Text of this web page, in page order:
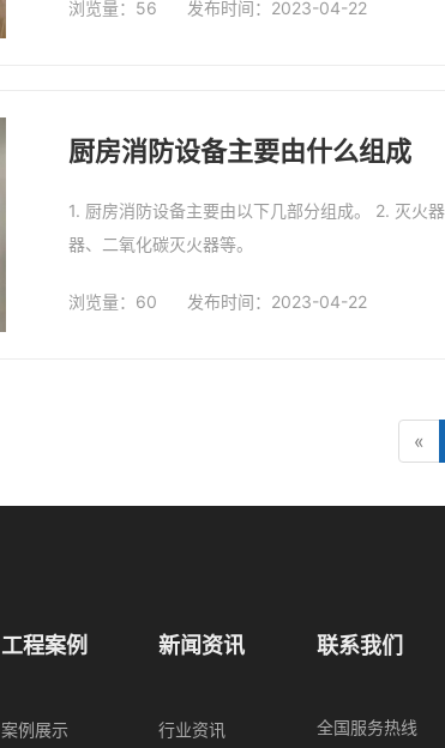
浏览量：56 发布时间：2023-04-22
厨房消防设备主要由什么组成
1. 厨房消防设备主要由以下几部分组成。 2. 灭火器，可以用于各种类型的火灾，包括油烟机、炉灶、电器等。 常见的灭火器有干粉灭火
器、二氧化碳灭火器等。
浏览量：60 发布时间：2023-04-22
«
工程案例
案例展示
新闻资讯
行业资讯
联系我们
全国服务热线